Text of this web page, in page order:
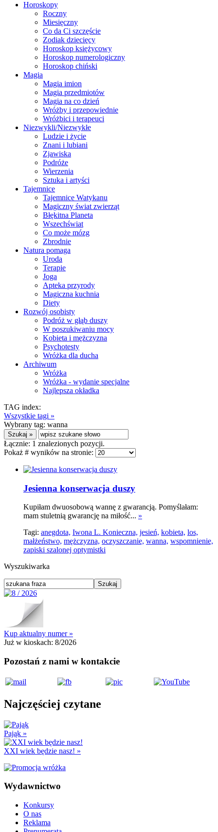
Horoskopy
Roczny
Miesięczny
Co da Ci szczęście
Zodiak dziecięcy
Horoskop księżycowy
Horoskop numerologiczny
Horoskop chiński
Magia
Magia imion
Magia przedmiotów
Magia na co dzień
Wróżby i przepowiednie
Wróżbici i terapeuci
Niezwykli/Niezwykłe
Ludzie i życie
Znani i lubiani
Zjawiska
Podróże
Wierzenia
Sztuka i artyści
Tajemnice
Tajemnice Watykanu
Magiczny świat zwierząt
Błękitna Planeta
Wszechświat
Co może mózg
Zbrodnie
Natura pomaga
Uroda
Terapie
Joga
Apteka przyrody
Magiczna kuchnia
Diety
Rozwój osobisty
Podróż w głąb duszy
W poszukiwaniu mocy
Kobieta i mężczyzna
Psychotesty
Wróżka dla ducha
Archiwum
Wróżka
Wróżka - wydanie specjalne
Najlepsza okładka
TAG index:
Wszystkie tagi »
Wybrany tag: wanna
Łącznie: 1 znalezionych pozycji.
Pokaż # wyników na stronie:
Jesienna konserwacja duszy
Kupiłam dwuosobową wannę z gwarancją. Pomyślałam:
mam stuletnią gwarancję na miłość... »
Tagi: anegdota, Iwona L. Konieczna, jesień, kobieta, los,
małżeństwo, mężczyzna, oczyszczanie, wanna, wspomnienie,
zapiski szalonej optymistki
Wyszukiwarka
Kup aktualny numer »
Już w kioskach: 8/2026
Pozostań z nami w kontakcie
Najczęściej czytane
Pająk »
XXI wiek będzie nasz! »
Wydawnictwo
Konkursy
O nas
Reklama